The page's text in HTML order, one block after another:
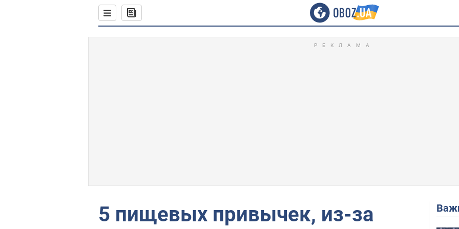
5 пищевых привычек, из-за